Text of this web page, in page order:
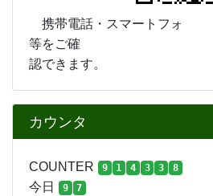
携帯電話・スマートフ
等をご確
認できます。
カウンタ
COUNTER 9 1 4 3 3 8
今日 9 7